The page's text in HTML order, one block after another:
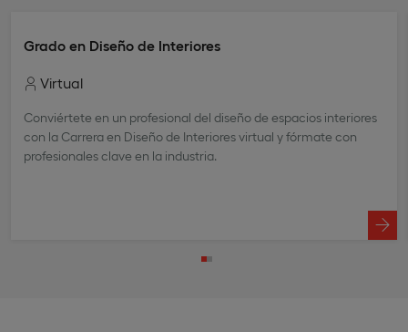
Grado en Diseño de Interiores
Virtual
Conviértete en un profesional del diseño de espacios interiores
con la Carrera en Diseño de Interiores virtual y fórmate con
profesionales clave en la industria.